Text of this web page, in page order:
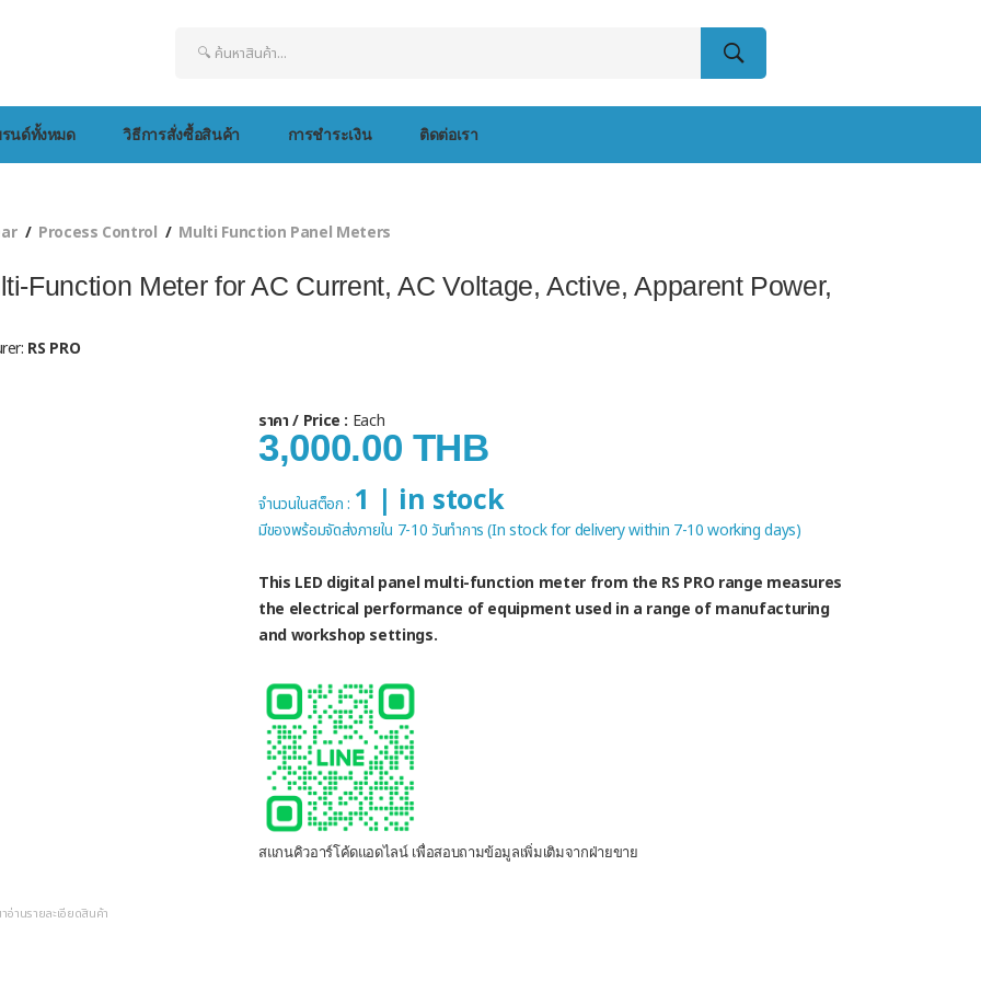
นด์ทั้งหมด วิธีการสั่งซื้อสินค้า การชำระเงิน ติดต่อเรา
Process Control Multi Function Panel Meters
Function Meter for AC Current, AC Voltage, Active, Apparent Power,
RS PRO
านรายละเอียดสินค้า
ราคา / Price : Each
3,000.00 THB
จำนวนในสต็อก : 1 | in stock
มีของพร้อมจัดส่งภายใน 7-10 วันทำการ (In stock for delivery within 7-10 working days)
This LED digital panel multi-function meter from the RS PRO range measures
the electrical performance of equipment used in a range of manufacturing
and workshop settings.
สแกนคิวอาร์โค้ดแอดไลน์ เพื่อสอบถามข้อมูลเพิ่มเติมจากฝ่ายขาย